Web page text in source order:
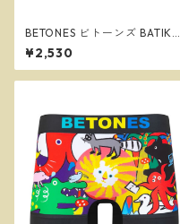
BETONES ビトーンズ BATIK2
BLACK メンズ フリーサイズ
ボクサーパンツ ※ネコポスで
送料無料※
¥2,530